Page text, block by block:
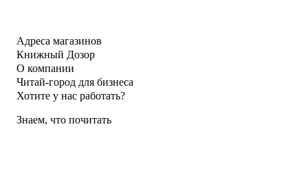
Адреса магазинов
Книжный Дозор
О компании
Читай-город для бизнеса
Хотите у нас работать?
Знаем, что почитать